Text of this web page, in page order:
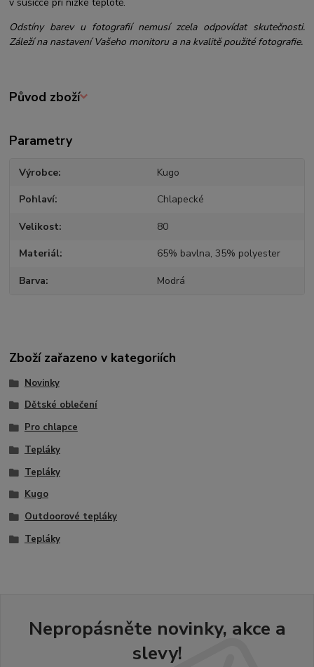
Odstíny barev u fotografií nemusí zcela odpovídat skutečnosti.
Záleží na nastavení Vašeho monitoru a na kvalitě použité fotografie.
Původ zboží
Parametry
Výrobce Kugo
Pohlaví Chlapecké
Velikost 80
Materiál 65% bavlna, 35% polyester
Barva Modrá
Zboží zařazeno v kategoriích
Novinky
Dětské oblečení
Pro chlapce
Tepláky
Tepláky
Kugo
Outdoorové tepláky
Tepláky
Nepropásněte novinky, akce a
slevy!